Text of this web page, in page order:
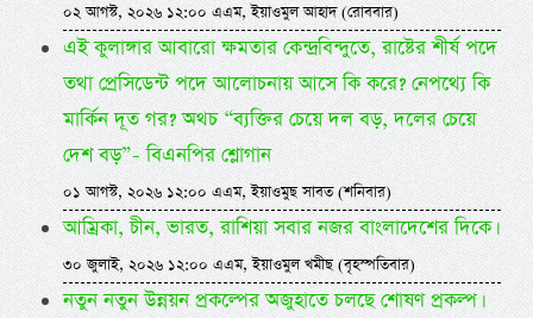
০২ আগস্ট, ২০২৬ ১২:০০ এএম, ইয়াওমুল আহাদ (রোববার)
এই কুলাঙ্গার আবারো ক্ষমতার কেন্দ্রবিন্দুতে, রাষ্টের শীর্ষ পদে
তথা প্রেসিডেন্ট পদে আলোচনায় আসে কি করে? নেপথ্যে কি
মার্কিন দূত গর? অথচ “ব্যক্তির চেয়ে দল বড়, দলের চেয়ে
দেশ বড়”- বিএনপির শ্লোগান
০১ আগস্ট, ২০২৬ ১২:০০ এএম, ইয়াওমুছ সাবত (শনিবার)
আম্রিকা, চীন, ভারত, রাশিয়া সবার নজর বাংলাদেশের দিকে।
৩০ জুলাই, ২০২৬ ১২:০০ এএম, ইয়াওমুল খমীছ (বৃহস্পতিবার)
নতুন নতুন উন্নয়ন প্রকল্পের অজুহাতে চলছে শোষণ প্রকল্প।